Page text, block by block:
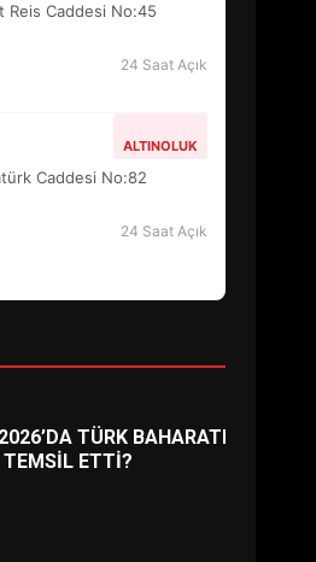
Reis Caddesi No:45
24 Saat Açık
ALTINOLUK
Caddesi No:82
24 Saat Açık
YENİ
NASIL ŞEKİLLENDİ?
GEÇİYOR: GÖZLER
TÜRK BAHARATI
TEMSİL ETTİ?